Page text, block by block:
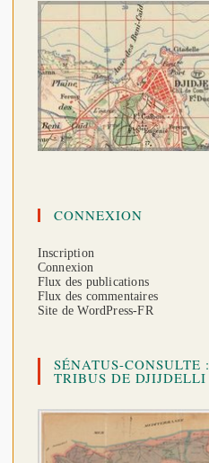
CONNEXION
Inscription
Connexion
Flux des publications
Flux des commentaires
Site de WordPress-FR
SÉNATUS-CONSULTE :
TRIBUS DE DJIJDELLI